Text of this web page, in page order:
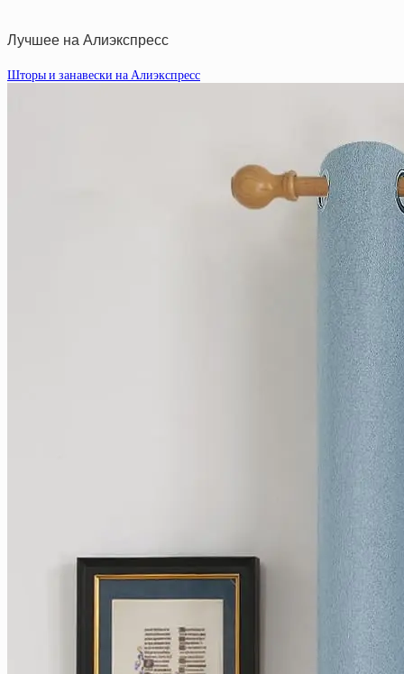
Лучшее на Алиэкспресс
Шторы и занавески на Алиэкспресс